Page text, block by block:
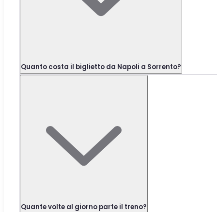
Quanto costa il biglietto da Napoli a Sorrento?
Quante volte al giorno parte il treno?